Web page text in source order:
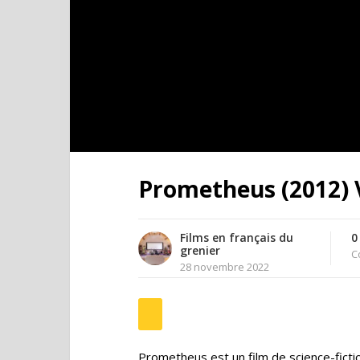
Prometheus (2012)
Films en français du
grenier
28 novembre 2022
0
Prometheus est un film de science-